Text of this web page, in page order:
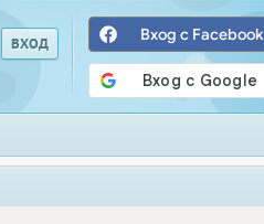
Вход с Facebook